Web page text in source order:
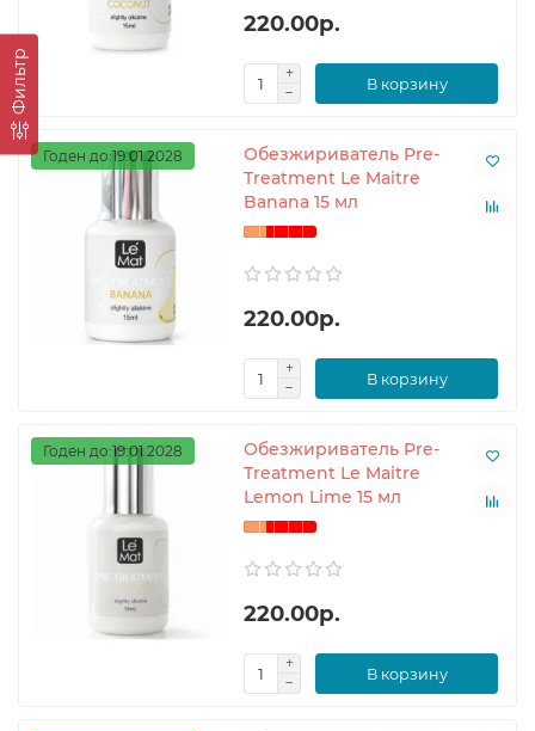
Фильтр
220.00р.
В корзину
Годен до:19.01.2028
Обезжириватель Pre-
Treatment Le Maitre
Banana 15 мл
220.00р.
В корзину
Годен до:19.01.2028
Обезжириватель Pre-
Treatment Le Maitre
Lemon Lime 15 мл
220.00р.
В корзину